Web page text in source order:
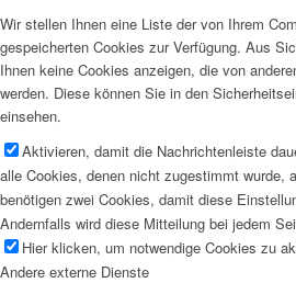
Wir stellen Ihnen eine Liste der von Ihrem
gespeicherten Cookies zur Verfügung. Aus
Ihnen keine Cookies anzeigen, die von
werden. Diese können Sie in den
einsehen.
Aktivieren, damit die Nachrichtenleiste
alle Cookies, denen nicht zugestimmt wurde,
benötigen zwei Cookies, damit diese
Andernfalls wird diese Mitteilung bei jedem
Hier klicken, um notwendige Cookies zu
Andere externe Dienste